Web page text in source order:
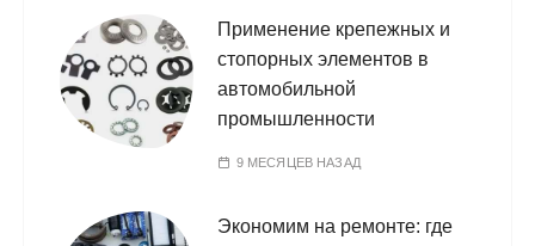
Применение крепежных и
стопорных элементов в
автомобильной
промышленности
9 МЕСЯЦЕВ НАЗАД
Экономим на ремонте: где